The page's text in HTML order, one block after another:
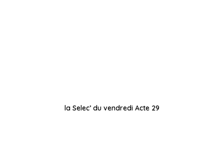
la Selec’ du vendredi Acte 29